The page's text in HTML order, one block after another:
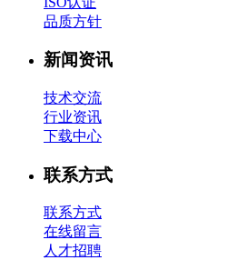
品质方针
新闻资讯
技术交流
行业资讯
下载中心
联系方式
联系方式
在线留言
人才招聘